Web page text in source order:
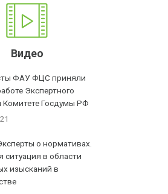
Видео
ФАУ ФЦС приняли
Экспертного
Комитете Госдумы РФ
о нормативах.
ситуация в области
изысканий в